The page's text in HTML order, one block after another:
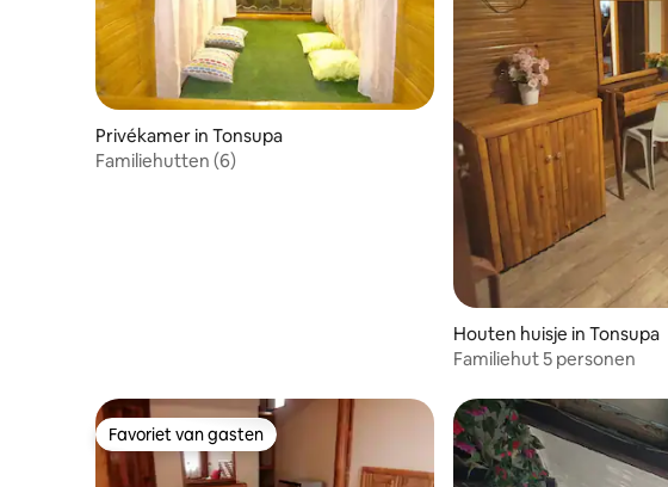
Privékamer in Tonsupa
Familiehutten (6)
Houten huisje in Tonsupa
Familiehut 5 personen
Favoriet van gasten
Favoriet van gasten